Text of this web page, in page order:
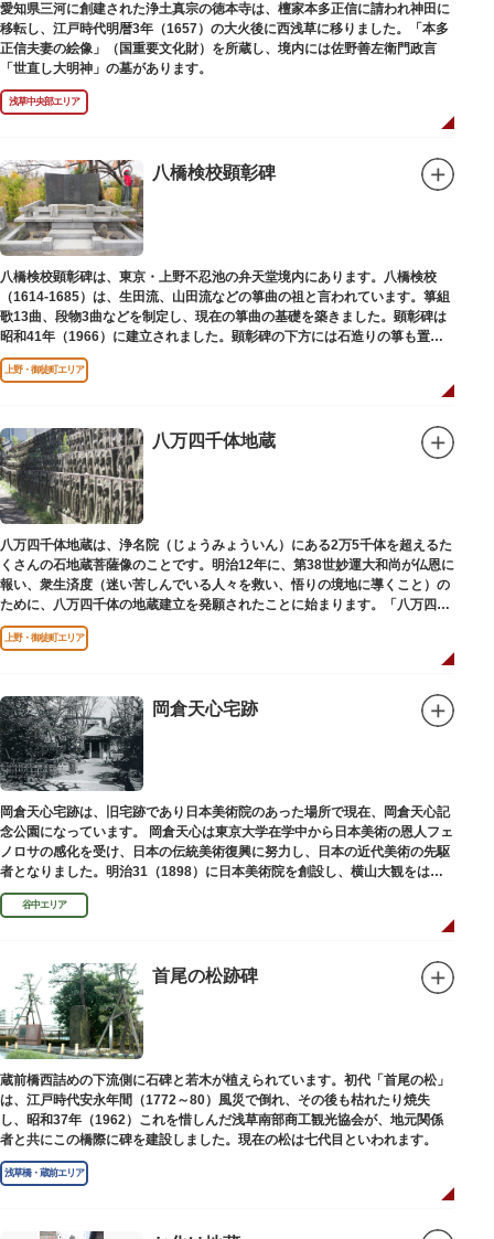
愛知県三河に創建された浄土真宗の徳本寺は、檀家本多正信に請われ神田に
移転し、江戸時代明暦3年（1657）の大火後に西浅草に移りました。「本多
正信夫妻の絵像」（国重要文化財）を所蔵し、境内には佐野善左衛門政言
「世直し大明神」の墓があります。
浅草中央部エリア
八橋検校顕彰碑
八橋検校顕彰碑は、東京・上野不忍池の弁天堂境内にあります。八橋検校
（1614-1685）は、生田流、山田流などの箏曲の祖と言われています。箏組
歌13曲、段物3曲などを制定し、現在の箏曲の基礎を築きました。顕彰碑は
昭和41年（1966）に建立されました。顕彰碑の下方には石造りの箏も置か
れています。
上野・御徒町エリア
八万四千体地蔵
八万四千体地蔵は、浄名院（じょうみょういん）にある2万5千体を超えるた
くさんの石地蔵菩薩像のことです。明治12年に、第38世妙運大和尚が仏恩に
報い、衆生済度（迷い苦しんでいる人々を救い、悟りの境地に導くこと）の
ために、八万四千体の地蔵建立を発願されたことに始まります。「八万四
千」とは仏法で無数の意味を示します。この石地蔵尊は全国各地にも造立さ
れており、これまで約5万体の石地蔵尊が造立され、今も増え続けていま
上野・御徒町エリア
岡倉天心宅跡
岡倉天心宅跡は、旧宅跡であり日本美術院のあった場所で現在、岡倉天心記
念公園になっています。 岡倉天心は東京大学在学中から日本美術の恩人フェ
ノロサの感化を受け、日本の伝統美術復興に努力し、日本の近代美術の先駆
者となりました。明治31（1898）に日本美術院を創設し、横山大観をはじ
め優れた画家を世に送り出しました。
谷中エリア
首尾の松跡碑
蔵前橋西詰めの下流側に石碑と若木が植えられています。初代「首尾の松」
は、江戸時代安永年間（1772～80）風災で倒れ、その後も枯れたり焼失
し、昭和37年（1962）これを惜しんだ浅草南部商工観光協会が、地元関係
者と共にこの橋際に碑を建設しました。現在の松は七代目といわれます。
浅草橋・蔵前エリア